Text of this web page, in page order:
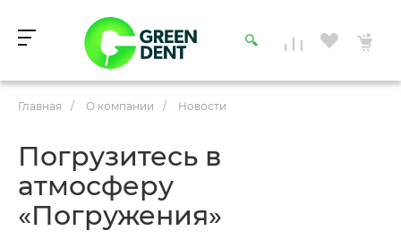
Главная / О компании / Новости
Погрузитесь в
атмосферу
«Погружения»